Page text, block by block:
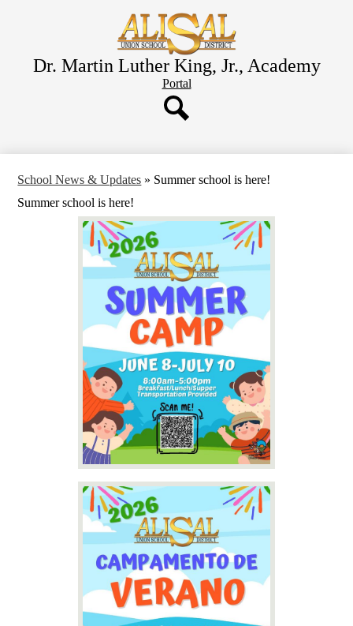
to
main
content
Dr. Martin Luther King, Jr., Academy
Header
Button
Portal
School News & Updates » Summer school is here!
Summer school is here!